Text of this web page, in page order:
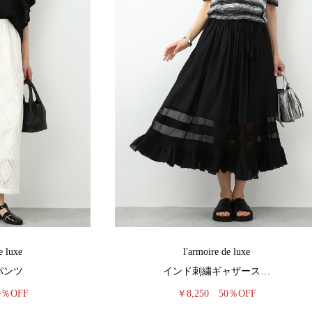
luxe
ンツ
OFF
l'armoire de luxe
インド刺繍ギャザース…
￥8,250 50％OFF